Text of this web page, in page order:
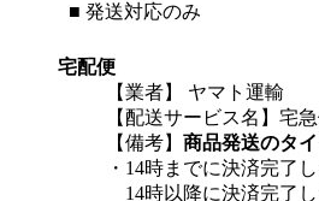
■ 発送対応のみ
宅配便
【業者】 ヤマト運輸
【配送サービス名】宅
【備考】 商品発送のタ
・14時までに決済完了
14時以降に決済完了し